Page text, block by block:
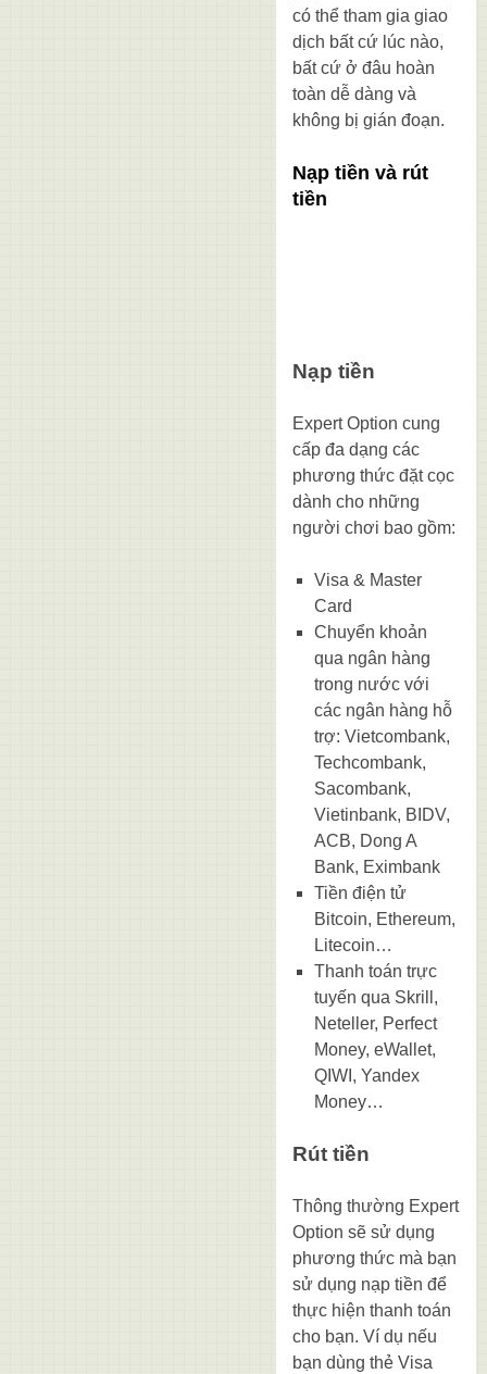
có thể tham gia giao
dịch bất cứ lúc nào,
bất cứ ở đâu hoàn
toàn dễ dàng và
không bị gián đoạn.
Nạp tiền và rút
tiền
Nạp tiền
Expert Option cung
cấp đa dạng các
phương thức đặt cọc
dành cho những
người chơi bao gồm:
Visa & Master
Card
Chuyển khoản
qua ngân hàng
trong nước với
các ngân hàng hỗ
trợ: Vietcombank,
Techcombank,
Sacombank,
Vietinbank, BIDV,
ACB, Dong A
Bank, Eximbank
Tiền điện tử
Bitcoin, Ethereum,
Litecoin…
Thanh toán trực
tuyến qua Skrill,
Neteller, Perfect
Money, eWallet,
QIWI, Yandex
Money…
Rút tiền
Thông thường Expert
Option sẽ sử dụng
phương thức mà bạn
sử dụng nạp tiền để
thực hiện thanh toán
cho bạn. Ví dụ nếu
bạn dùng thẻ Visa